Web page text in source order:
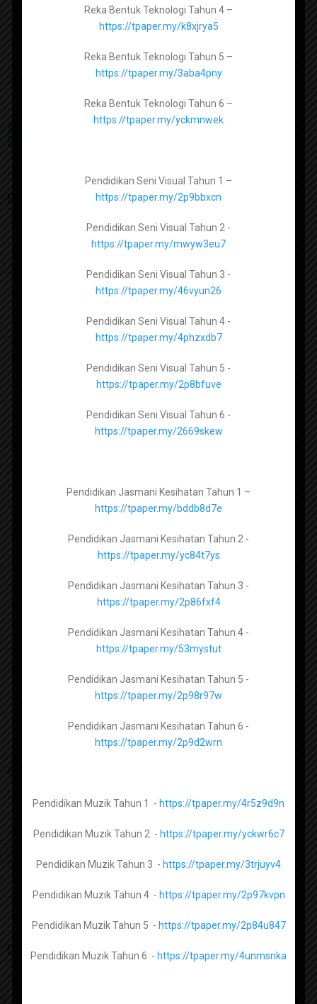
Bahan Sains SK –https://telegram.me/gurusainskssr
Bahan Bahasa Melayu SK –
Join group di atas untuk memudahkan mencari bahan berkaitan.
Related Articles
RPT 2019 Bahasa Inggeris
Tingkatan 5
RPT 2019 Sejarah Tingkatan 3
About The Author
admin
Leave a Reply
Pendidikan Moral Tingkatan 1 –
https://tpaper.my/2p9fwcve
Pendidikan Moral Tingkatan 2 –
https://tpaper.my/yc29jbus
Pendidikan Moral Tingkatan 4 –
Pendidikan Moral Tingkatan 5 –
Pendidikan Seni Visual Tingkatan 1 –
https://tpaper.my/2p8hw5e8
Pendidikan Seni Visual Tingkatan 2 –
https://tpaper.my/43p8dbvz
Pendidikan Seni Visual Tingkatan 3 –
https://tpaper.my/2p8mtbk2
Pendidikan Jasmani Kesihatan Tingkatan 1 –
https://tpaper.my/yckn2nkz
Pendidikan Jasmani Kesihatan Tingkatan 2 –
https://tpaper.my/2p83a9py
Pendidikan Jasmani Kesihatan Tingkatan 3 –
https://tpaper.my/hytdx5tb
Pendidikan Jasmani Kesihatan Tingkatan 4 –
https://tpaper.my/2dt7mk2s
Pendidikan Jasmani Kesihatan Tingkatan 5 –
https://tpaper.my/2p9x26ar
Kimia Tingkatan 4 - https://tpaper.my/2p9hxt3r
https://tpaper.my/yc2vpktf
https://tpaper.my/25ybspez
https://tpaper.my/2p9hhzj8
https://tpaper.my/4cnxdzch
Reka Bentuk Teknologi Tahun 4 –
https://tpaper.my/k8xjrya5
Reka Bentuk Teknologi Tahun 5 –
https://tpaper.my/3aba4pny
Reka Bentuk Teknologi Tahun 6 –
https://tpaper.my/yckmnwek
Pendidikan Seni Visual Tahun 1 –
https://tpaper.my/2p9bbxcn
Pendidikan Seni Visual Tahun 2 -
https://tpaper.my/mwyw3eu7
Pendidikan Seni Visual Tahun 3 -
https://tpaper.my/46vyun26
Pendidikan Seni Visual Tahun 4 -
https://tpaper.my/4phzxdb7
Pendidikan Seni Visual Tahun 5 -
https://tpaper.my/2p8bfuve
Pendidikan Seni Visual Tahun 6 -
https://tpaper.my/2669skew
Pendidikan Jasmani Kesihatan Tahun 1 –
https://tpaper.my/bddb8d7e
Pendidikan Jasmani Kesihatan Tahun 2 -
https://tpaper.my/yc84t7ys
Pendidikan Jasmani Kesihatan Tahun 3 -
https://tpaper.my/2p86fxf4
Pendidikan Jasmani Kesihatan Tahun 4 -
https://tpaper.my/53mystut
Pendidikan Jasmani Kesihatan Tahun 5 -
https://tpaper.my/2p98r97w
Pendidikan Jasmani Kesihatan Tahun 6 -
https://tpaper.my/2p9d2wrn
Pendidikan Muzik Tahun 1 - https://tpaper.my/4r5z9d9n
Pendidikan Muzik Tahun 2 - https://tpaper.my/yckwr6c7
Pendidikan Muzik Tahun 3 - https://tpaper.my/3trjuyv4
Pendidikan Muzik Tahun 4 - https://tpaper.my/2p97kvpn
Pendidikan Muzik Tahun 5 - https://tpaper.my/2p84u847
Pendidikan Muzik Tahun 6 - https://tpaper.my/4unmsnka